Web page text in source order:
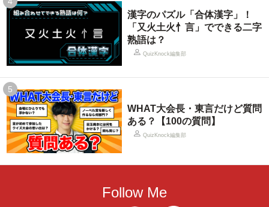
漢字のパズル「合体漢字」！
「又火土火忄言」でできる二字
熟語は？
QuizKnock編集部
5
WHAT大会長・東言だけど質問
ある？【100の質問】
QuizKnock編集部
Follow Me